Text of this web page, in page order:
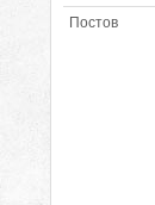
Постов